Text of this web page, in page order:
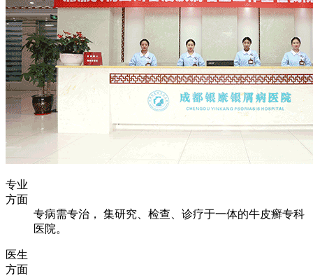
专业
方面
专病需专治， 集研究、检查、诊疗于一体的牛皮癣专科
医院。
医生
方面